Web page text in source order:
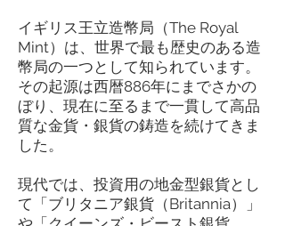
イギリス王立造幣局（The Royal
Mint）は、世界で最も歴史のある造
幣局の一つとして知られています。
その起源は西暦886年にまでさかの
ぼり、現在に至るまで一貫して高品
質な金貨・銀貨の鋳造を続けてきま
した。
現代では、投資用の地金型銀貨とし
て「ブリタニア銀貨（Britannia）」